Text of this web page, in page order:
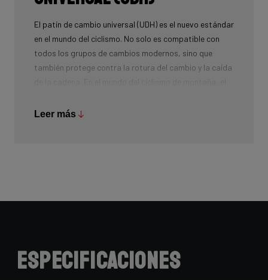
El patín de cambio universal (UDH) es el nuevo estándar
en el mundo del ciclismo. No solo es compatible con
todos los grupos de cambios modernos, sino que
también protege contra la rotura del cambio y la caída
está llevando esta tecnología a otros segmentos.
Leer más
Especificaciones